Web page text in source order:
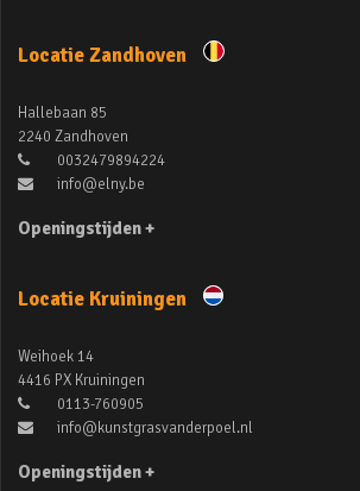
Locatie Zandhoven
Hallebaan 85
2240 Zandhoven
0032479894224
info@elny.be
Openingstijden +
Locatie Kruiningen
Weihoek 14
4416 PX Kruiningen
0113-760905
info@kunstgrasvanderpoel.nl
Openingstijden +